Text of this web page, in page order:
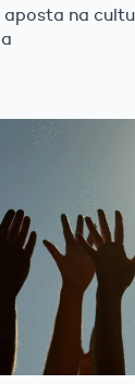
aposta na